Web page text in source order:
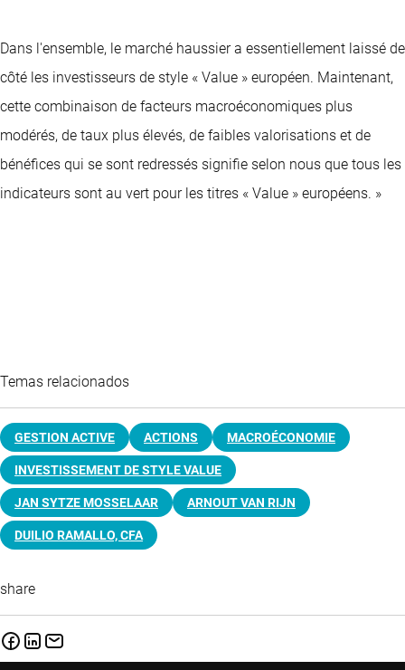
Dans l'ensemble, le marché haussier a essentiellement laissé de
côté les investisseurs de style « Value » européen. Maintenant,
cette combinaison de facteurs macroéconomiques plus
modérés, de taux plus élevés, de faibles valorisations et de
bénéfices qui se sont redressés signifie selon nous que tous les
indicateurs sont au vert pour les titres « Value » européens. »
Temas relacionados
GESTION ACTIVE ACTIONS MACROÉCONOMIE
INVESTISSEMENT DE STYLE VALUE
JAN SYTZE MOSSELAAR ARNOUT VAN RIJN
DUILIO RAMALLO, CFA
share